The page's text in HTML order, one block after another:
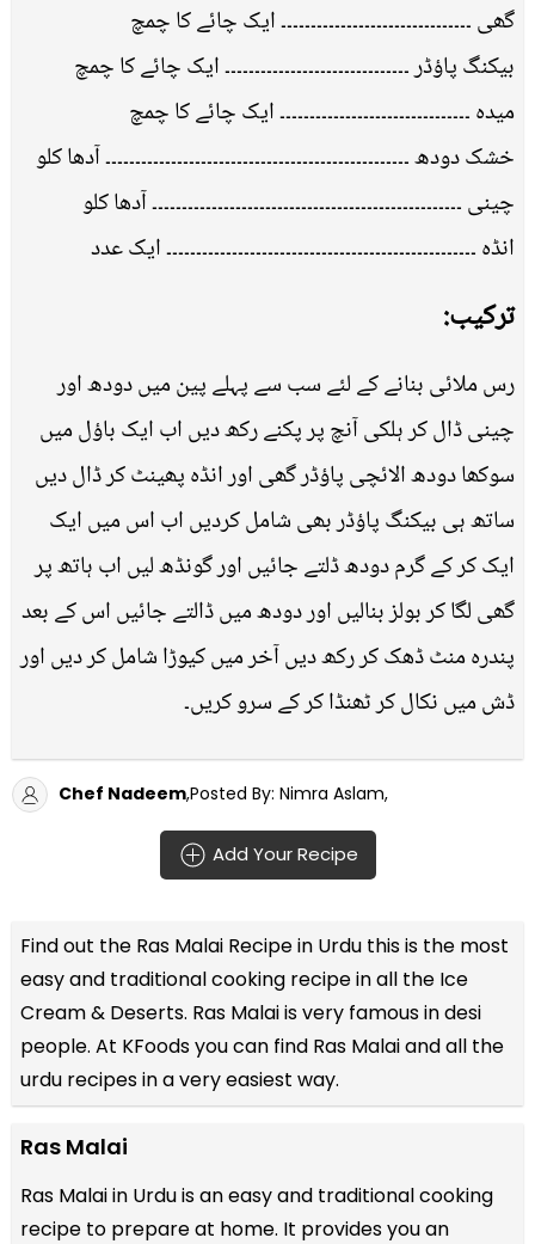
گھی ۔۔۔۔۔۔۔۔۔۔۔۔۔۔۔۔۔۔۔۔۔۔۔۔۔۔۔۔۔۔۔۔ ایک چائے کا چمچ
بیکنگ پاؤڈر ۔۔۔۔۔۔۔۔۔۔۔۔۔۔۔۔۔۔۔۔۔۔۔۔۔۔۔۔۔۔۔ ایک چائے کا چمچ
میدہ ۔۔۔۔۔۔۔۔۔۔۔۔۔۔۔۔۔۔۔۔۔۔۔۔۔۔۔۔۔۔۔۔ ایک چائے کا چمچ
خشک دودھ ۔۔۔۔۔۔۔۔۔۔۔۔۔۔۔۔۔۔۔۔۔۔۔۔۔۔۔۔۔۔۔۔۔۔۔۔۔۔۔۔۔۔۔۔۔۔۔۔۔۔۔ آدھا کلو
چینی ۔۔۔۔۔۔۔۔۔۔۔۔۔۔۔۔۔۔۔۔۔۔۔۔۔۔۔۔۔۔۔۔۔۔۔۔۔۔۔۔۔۔۔۔۔۔۔۔۔۔۔۔ آدھا کلو
انڈہ ۔۔۔۔۔۔۔۔۔۔۔۔۔۔۔۔۔۔۔۔۔۔۔۔۔۔۔۔۔۔۔۔۔۔۔۔۔۔۔۔۔۔۔۔۔۔۔۔۔۔۔۔ ایک عدد
ترکیب:
رس ملائی بنانے کے لئے سب سے پہلے پین میں دودھ اور
چینی ڈال کر ہلکی آنچ پر پکنے رکھ دیں اب ایک باؤل میں
سوکھا دودھ الائچی پاؤڈر گھی اور انڈہ پھینٹ کر ڈال دیں
ساتھ ہی بیکنگ پاؤڈر بھی شامل کردیں اب اس میں ایک
ایک کر کے گرم دودھ ڈلتے جائیں اور گونڈھ لیں اب ہاتھ پر
گھی لگا کر بولز بنالیں اور دودھ میں ڈالتے جائیں اس کے بعد
پندرہ منٹ ڈھک کر رکھ دیں آخر میں کیوڑا شامل کر دیں اور
ڈش میں نکال کر ٹھنڈا کر کے سرو کریں۔
Chef Nadeem,Posted By: Nimra Aslam,
Add Your Recipe
Find out the Ras Malai Recipe in Urdu this is the most
easy and traditional cooking recipe in all the Ice
Cream & Deserts. Ras Malai is very famous in desi
people. At KFoods you can find Ras Malai and all the
urdu recipesin a very easiest way.
Ras Malai
Ras Malai in Urdu is an easy and traditional cooking
recipe to prepare at home. It provides you an